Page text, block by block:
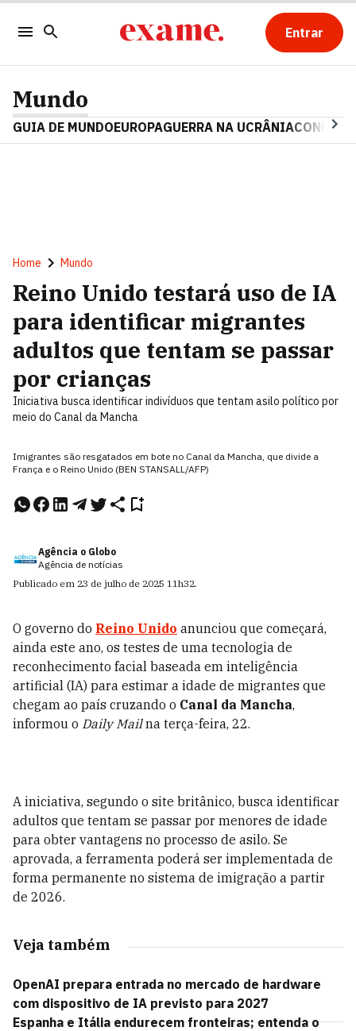
Entrar
Mundo
GUIA DE MUNDOEUROPAGUERRA NA UCRÂNIA
Home Mundo
Reino Unido testará uso de IA
para identificar migrantes
adultos que tentam se passar
por crianças
Iniciativa busca identificar indivíduos que tentam asilo político por
meio do Canal da Mancha
Imigrantes são resgatados em bote no Canal da Mancha, que divide a
França e o Reino Unido (BEN STANSALL/AFP)
Agência o Globo
Agência de notícias
Publicado em 23 de julho de 2025 11h32.
O governo do Reino Unido anunciou que começará,
ainda este ano, os testes de uma tecnologia de
reconhecimento facial baseada em inteligência
artificial (IA) para estimar a idade de migrantes que
chegam ao país cruzando o Canal da Mancha,
informou o Daily Mailna terça-feira, 22.
A iniciativa, segundo o site britânico, busca identificar
adultos que tentam se passar por menores de idade
para obter vantagens no processo de asilo. Se
aprovada, a ferramenta poderá ser implementada de
forma permanente no sistema de imigração a partir
de 2026.
Veja também
OpenAI prepara entrada no mercado de hardware
com dispositivo de IA previsto para 2027
Espanha e Itália endurecem fronteiras; entenda o